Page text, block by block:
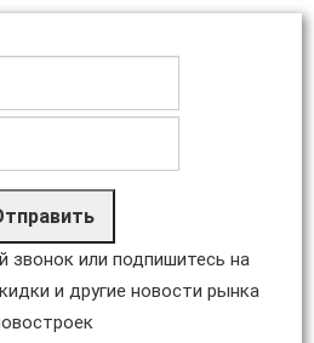
звонок или подпишитесь на
и другие новости рынка